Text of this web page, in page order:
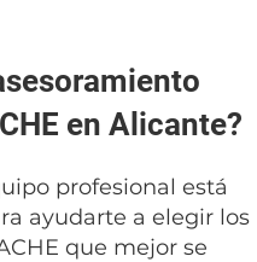
en Alicante?
profesional está
ayudarte a elegir los
que mejor se